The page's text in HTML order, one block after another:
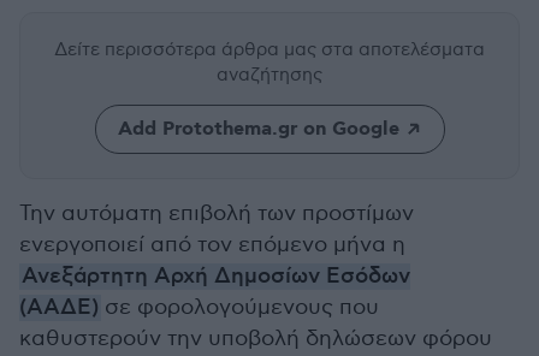
Δείτε περισσότερα άρθρα μας στα αποτελέσματα
αναζήτησης
Add Protothema.gr on Google
Την αυτόματη επιβολή των προστίμων
ενεργοποιεί από τον επόμενο μήνα η
Ανεξάρτητη Αρχή Δημοσίων Εσόδων
(AAΔΕ) σε φορολογούμενους που
καθυστερούν την υποβολή δηλώσεων φόρου